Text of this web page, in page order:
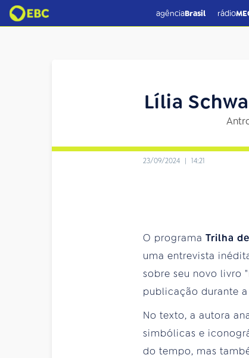
agênciaBrasil rádio
Lília
23/09/2024 | 14:21
O programa Trilha
uma entrevista
sobre seu novo livro
publicação durante
No texto, a autora
simbólicas e
do tempo, mas